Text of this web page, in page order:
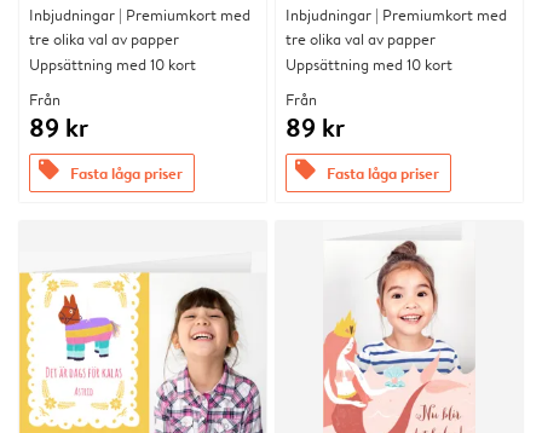
Inbjudningar | Premiumkort med
tre olika val av papper
Uppsättning med 10 kort
Från
89 kr
offers Fasta låga priser
Inbjudningar | Premiumkort med
tre olika val av papper
Uppsättning med 10 kort
Från
89 kr
offers Fasta låga priser